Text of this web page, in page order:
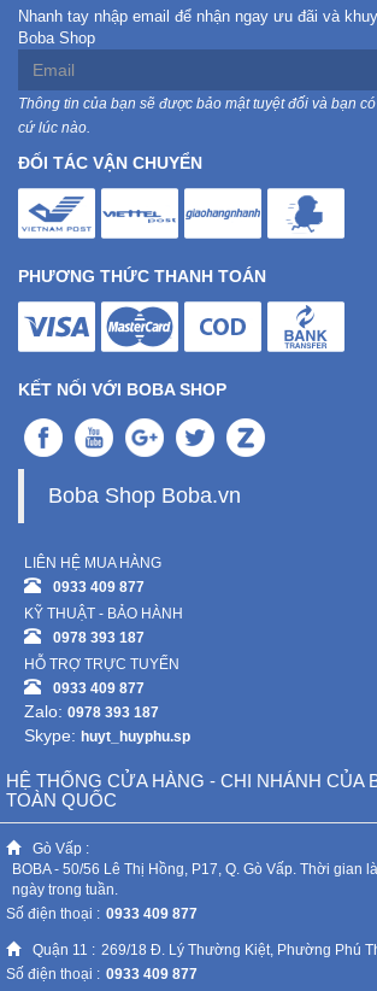
Nhanh tay nhập email để nhận ngay ưu đãi và
Boba Shop
Thông tin của bạn sẽ được bảo mật tuyệt đối và bạn
cứ lúc nào.
ĐỐI TÁC VẬN CHUYỂN
PHƯƠNG THỨC THANH TOÁN
KẾT NỐI VỚI BOBA SHOP
Boba Shop Boba.vn
LIÊN HỆ MUA HÀNG
0933 409 877
KỸ THUẬT - BẢO HÀNH
0978 393 187
HỖ TRỢ TRỰC TUYẾN
0933 409 877
Zalo: 0978 393 187
Skype: huyt_huyphu.sp
HỆ THỐNG CỬA HÀNG - CHI NHÁNH CỦA
TOÀN QUỐC
Gò Vấp :
BOBA - 50/56 Lê Thị Hồng, P17, Q. Gò Vấp. Thời gian
ngày trong tuần.
Số điện thoại : 0933 409 877
Quận 11 : 269/18 Đ. Lý Thường Kiệt, Phường Phú
Số điện thoại : 0933 409 877